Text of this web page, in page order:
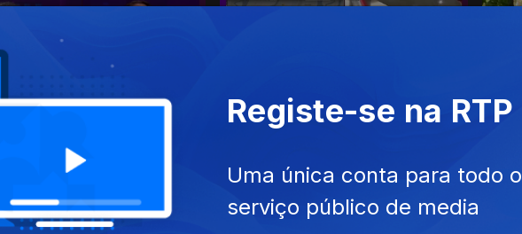
Registe-se na RTP
Uma única conta para todo o
serviço público de media